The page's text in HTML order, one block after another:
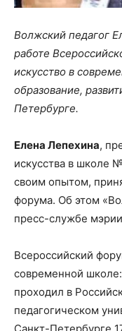
Волжский педагог
работе
искусство в
образование,
Петербурге.
Елена Лепехина,
искусства в школе
своим опытом,
форума. Об этом
пресс-службе
Всероссийский
современной школе:
проходил в
педагогическом